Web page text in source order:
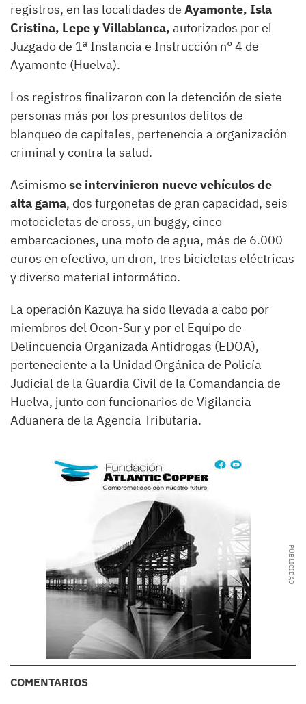
registros, en las localidades de Ayamonte, Isla
Cristina, Lepe y Villablanca, autorizados por el
Juzgado de 1ª Instancia e Instrucción n° 4 de
Ayamonte (Huelva).
Los registros finalizaron con la detención de siete
personas más por los presuntos delitos de
blanqueo de capitales, pertenencia a organización
criminal y contra la salud.
Asimismose intervinieron nueve vehículos de
alta gama, dos furgonetas de gran capacidad, seis
motocicletas de cross, un buggy, cinco
embarcaciones, una moto de agua, más de 6.000
euros en efectivo, un dron, tres bicicletas eléctricas
y diverso material informático.
La operación Kazuya ha sido llevada a cabo por
miembros del Ocon-Sur y por el Equipo de
Delincuencia Organizada Antidrogas (EDOA),
perteneciente a la Unidad Orgánica de Policía
Judicial de la Guardia Civil de la Comandancia de
Huelva, junto con funcionarios de Vigilancia
Aduanera de la Agencia Tributaria.
COMENTARIOS